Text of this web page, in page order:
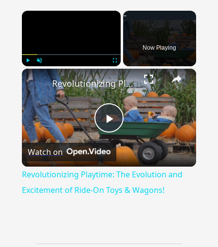
×
Play Unmute Fullscreen
Now Playing
×
Play
Video
Revolutionizing Playtime: The Evolution and Excitement of Ride-On Toys & Wagons!
Watch on
Revolutionizing Playtime: The Evolution and
Excitement of Ride-On Toys & Wagons!